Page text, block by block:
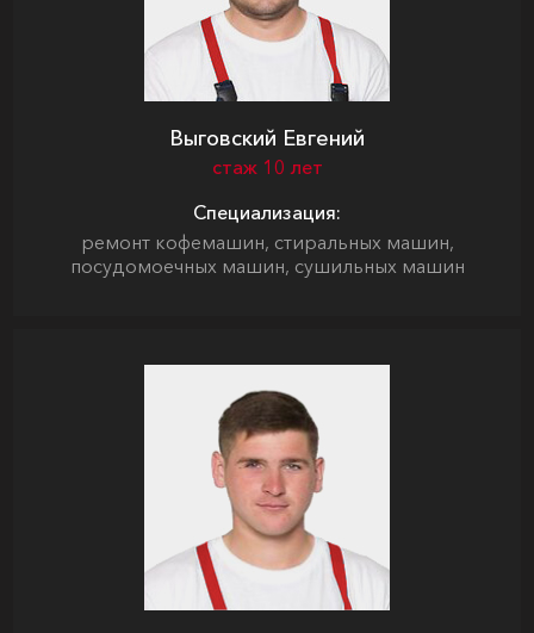
Выговский Евгений
стаж 10 лет
Специализация:
ремонт кофемашин, стиральных машин,
посудомоечных машин, сушильных машин